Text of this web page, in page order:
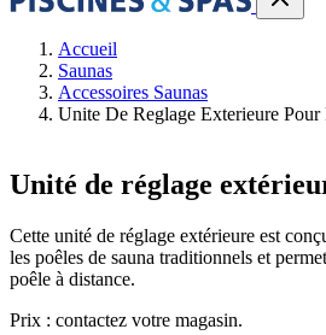
Accueil
Saunas
Accessoires Saunas
Unite De Reglage Exterieure Pour
Unité de réglage
Cette unité de réglage extérieure est
les poêles de sauna traditionnels et
poêle à distance.
Prix : contactez votre magasin.